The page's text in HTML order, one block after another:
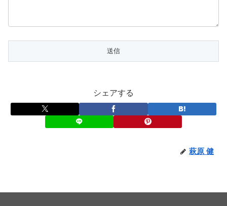
シェアする
萩原 健